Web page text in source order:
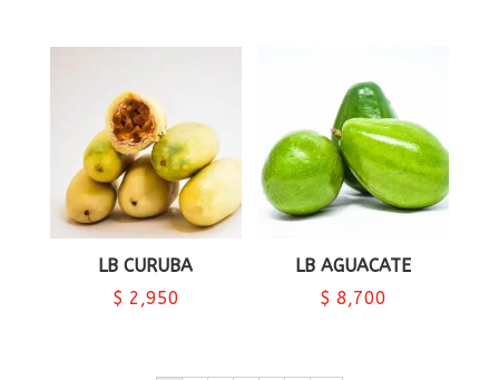
LB CURUBA
$ 2,950
LB AGUACATE
$ 8,700